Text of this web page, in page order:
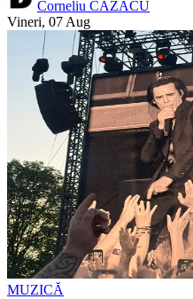
Corneliu CAZACU
Vineri, 07 Aug
MUZICĂ